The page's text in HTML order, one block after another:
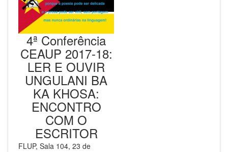
4ª Conferência
CEAUP 2017-18:
LER E OUVIR
UNGULANI BA
KA KHOSA:
ENCONTRO
COM O
ESCRITOR
FLUP, Sala 104, 23 de